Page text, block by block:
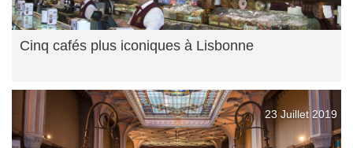
Cinq cafés plus iconiques à Lisbonne
23 Juillet 2019